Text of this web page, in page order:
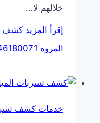
خلالهم لا…
إقرأ المزيد كشف
المروه 0546180071
خدمات كشف